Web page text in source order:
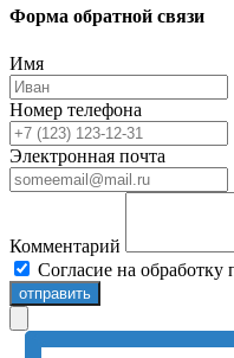
Форма обратной связи
Имя
Номер телефона
Электронная почта
Комментарий
Согласие на
отправить